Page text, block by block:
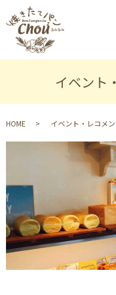
イベント
HOME イベント・レコメ